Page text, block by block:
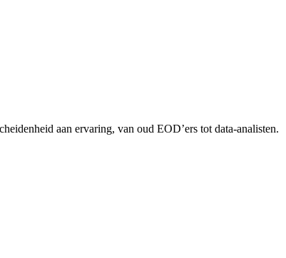
aan ervaring, van oud EOD’ers tot data-analisten.